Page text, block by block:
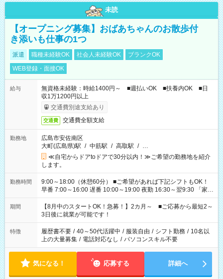
未読
【オープニング募集】おばあちゃんのお散歩付
き添いも仕事の1つ
派遣 職種未経験OK 社会人未経験OK
ブランクOK
WEB登録・面接OK
給与
無資格未経験：時給1400円～ ■週払いOK ■扶養内OK ■日
収1万1200円以上
交通費別途支給あり
交通費 交通費全額支給
勤務地
広島市安佐南区
大町(広島県)駅 / 中筋駅 / 高取駅 / …
≪自宅からドアtoドアで30分以内！≫ご希望の勤務地を紹介
します。
勤務時間
9:00～18:00（休憩60分） ■ご希望があれば下記シフトもOK！
早番 7:00～16:00 遅番 10:00～19:00 夜勤 16:30～翌9:30 「家族
と休みを合わせたい」 「余裕を持って夕飯の準備がしたい」
「できれば残業はしたくない」 など、ご希望を教えてください
ね。 ※Wワーク希望の方へ 今ご覧のお仕事で希望する勤務時間
と、もう1つのお仕事の勤務時間。 合計で週40時間を超える場
合は応募できません。
期間
【8月中のスタートOK！急募！】2カ月～ ■ご応募から最短2～
3日後に就業が可能です！
特徴 履歴書不要 / 40～50代活躍中 / 服装自由 / シフト勤務 / 10名以
上の大量募集 / 電話対応なし / パソコンスキル不要
気になる！ 応募する 詳細へ